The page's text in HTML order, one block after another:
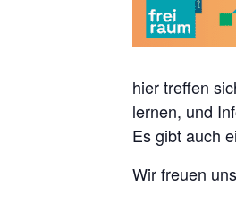
hier treffen
lernen, und
Es gibt auch
Wir freuen